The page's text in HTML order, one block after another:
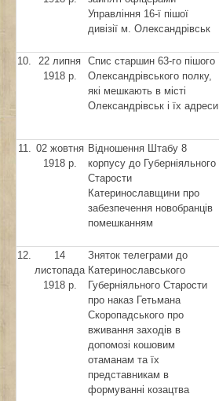
Управління 16-ї пішої
дивізії м. Олександрівськ
10.
22 липня
1918 р.
Спис старшин 63-го пішого
Олександрівського полку,
які мешкають в місті
Олександрівськ і їх адреси
11. 02 жовтня
1918 р.
Відношення Штабу 8
корпусу до Губерніяльного
Старости
Катеринославщини про
забезпечення новобранців
помешканням
12.
14
листопада
1918 р.
Зняток телеграми до
Катеринославського
Губерніяльного Старости
про наказ Гетьмана
Скоропадського про
вживання заходів в
допомозі кошовим
отаманам та їх
представникам в
формуванні козацтва